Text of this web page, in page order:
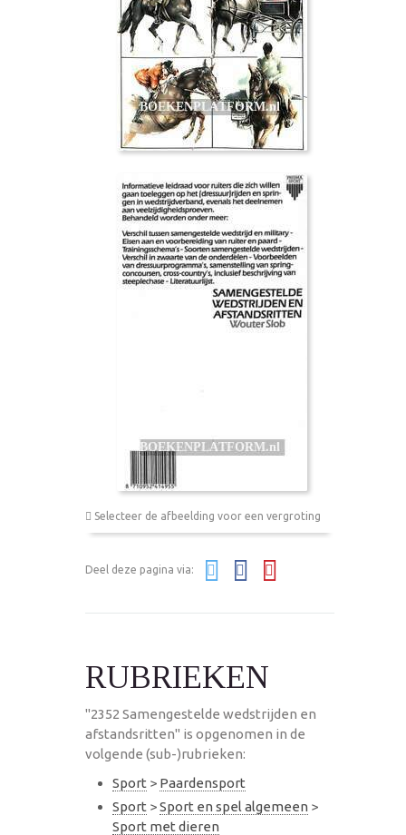
Selecteer de afbeelding voor een vergroting
Deel deze pagina via:
RUBRIEKEN
"2352 Samengestelde wedstrijden en
afstandsritten" is opgenomen in de
volgende (sub-)rubrieken:
Sport > Paardensport
Sport >Sport en spel algemeen >
Sport met dieren